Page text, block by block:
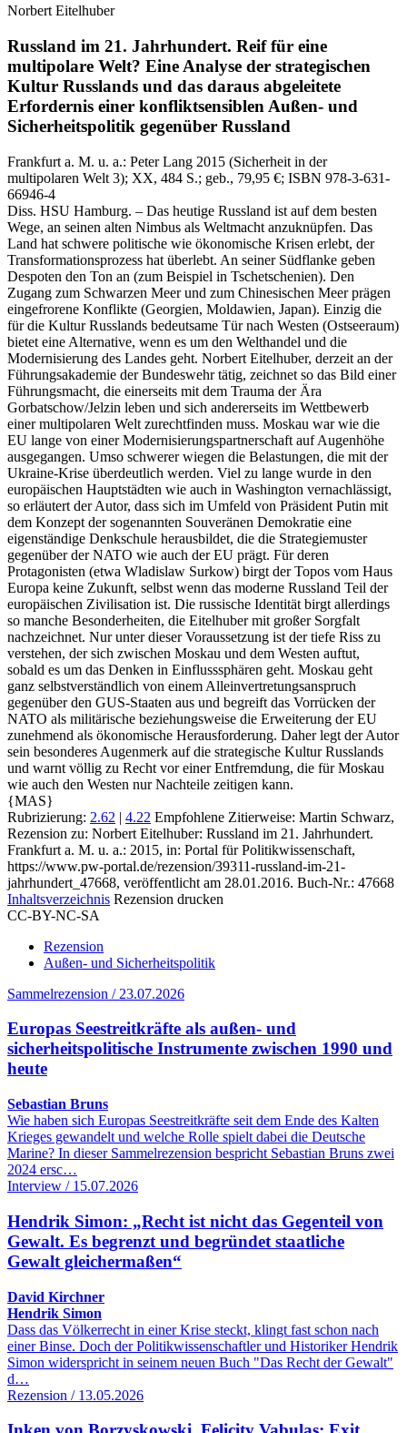
Norbert Eitelhuber
Russland im 21. Jahrhundert. Reif für eine
multipolare Welt? Eine Analyse der strategischen
Kultur Russlands und das daraus abgeleitete
Erfordernis einer konfliktsensiblen Außen- und
Sicherheitspolitik gegenüber Russland
Frankfurt a. M. u. a.: Peter Lang 2015 (Sicherheit in der
multipolaren Welt 3); XX, 484 S.; geb., 79,95 €; ISBN 978-3-631-
66946-4
Diss. HSU Hamburg. – Das heutige Russland ist auf dem besten
Wege, an seinen alten Nimbus als Weltmacht anzuknüpfen. Das
Land hat schwere politische wie ökonomische Krisen erlebt, der
Transformationsprozess hat überlebt. An seiner Südflanke geben
Despoten den Ton an (zum Beispiel in Tschetschenien). Den
Zugang zum Schwarzen Meer und zum Chinesischen Meer prägen
eingefrorene Konflikte (Georgien, Moldawien, Japan). Einzig die
für die Kultur Russlands bedeutsame Tür nach Westen (Ostseeraum)
bietet eine Alternative, wenn es um den Welthandel und die
Modernisierung des Landes geht. Norbert Eitelhuber, derzeit an der
Führungsakademie der Bundeswehr tätig, zeichnet so das Bild einer
Führungsmacht, die einerseits mit dem Trauma der Ära
Gorbatschow/Jelzin leben und sich andererseits im Wettbewerb
einer multipolaren Welt zurechtfinden muss. Moskau war wie die
EU lange von einer Modernisierungspartnerschaft auf Augenhöhe
ausgegangen. Umso schwerer wiegen die Belastungen, die mit der
Ukraine‑Krise überdeutlich werden. Viel zu lange wurde in den
europäischen Hauptstädten wie auch in Washington vernachlässigt,
so erläutert der Autor, dass sich im Umfeld von Präsident Putin mit
dem Konzept der sogenannten Souveränen Demokratie eine
eigenständige Denkschule herausbildet, die die Strategiemuster
gegenüber der NATO wie auch der EU prägt. Für deren
Protagonisten (etwa Wladislaw Surkow) birgt der Topos vom Haus
Europa keine Zukunft, selbst wenn das moderne Russland Teil der
europäischen Zivilisation ist. Die russische Identität birgt allerdings
so manche Besonderheiten, die Eitelhuber mit großer Sorgfalt
nachzeichnet. Nur unter dieser Voraussetzung ist der tiefe Riss zu
verstehen, der sich zwischen Moskau und dem Westen auftut,
sobald es um das Denken in Einflusssphären geht. Moskau geht
ganz selbstverständlich von einem Alleinvertretungsanspruch
gegenüber den GUS‑Staaten aus und begreift das Vorrücken der
NATO als militärische beziehungsweise die Erweiterung der EU
zunehmend als ökonomische Herausforderung. Daher legt der Autor
sein besonderes Augenmerk auf die strategische Kultur Russlands
und warnt völlig zu Recht vor einer Entfremdung, die für Moskau
wie auch den Westen nur Nachteile zeitigen kann.
{MAS}
Rubrizierung: 2.62 | 4.22 Empfohlene Zitierweise: Martin Schwarz,
Rezension zu: Norbert Eitelhuber: Russland im 21. Jahrhundert.
Frankfurt a. M. u. a.: 2015, in: Portal für Politikwissenschaft,
https://www.pw-portal.de/rezension/39311-russland-im-21-
jahrhundert_47668, veröffentlicht am 28.01.2016. Buch-Nr.: 47668
Inhaltsverzeichnis Rezension drucken
CC-BY-NC-SA
Rezension
Außen- und Sicherheitspolitik
Sammelrezension / 23.07.2026
Europas Seestreitkräfte als außen- und
sicherheitspolitische Instrumente zwischen 1990 und
heute
Sebastian Bruns
Wie haben sich Europas Seestreitkräfte seit dem Ende des Kalten
Krieges gewandelt und welche Rolle spielt dabei die Deutsche
Marine? In dieser Sammelrezension bespricht Sebastian Bruns zwei
2024 ersc…
Interview / 15.07.2026
Hendrik Simon: „Recht ist nicht das Gegenteil von
Gewalt. Es begrenzt und begründet staatliche
Gewalt gleichermaßen“
David Kirchner
Hendrik Simon
Dass das Völkerrecht in einer Krise steckt, klingt fast schon nach
einer Binse. Doch der Politikwissenschaftler und Historiker Hendrik
Simon widerspricht in seinem neuen Buch "Das Recht der Gewalt"
d…
Rezension / 13.05.2026